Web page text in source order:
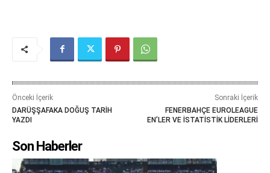
Önceki İçerik
DARÜŞŞAFAKA DOĞUŞ TARİH
YAZDI
Sonraki İçerik
FENERBAHÇE EUROLEAGUE
EN’LER VE İSTATİSTİK LİDERLERİ
Son Haberler